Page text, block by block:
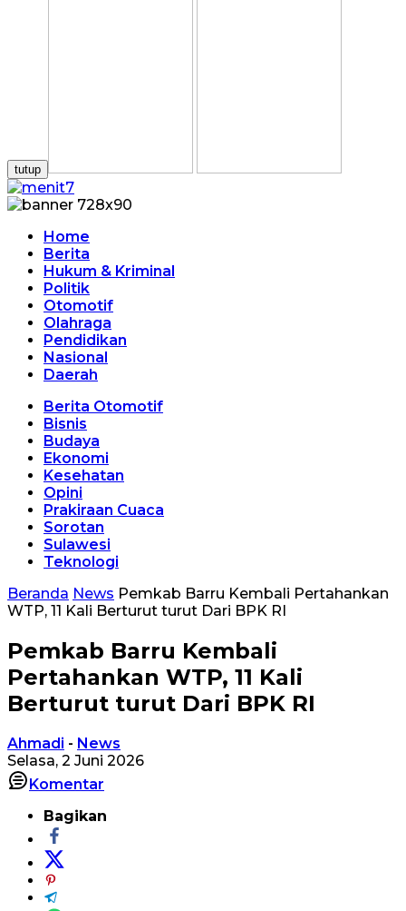
tutup
Home
Berita
Hukum & Kriminal
Politik
Otomotif
Olahraga
Pendidikan
Nasional
Daerah
Berita Otomotif
Bisnis
Budaya
Ekonomi
Kesehatan
Opini
Prakiraan Cuaca
Sorotan
Sulawesi
Teknologi
Beranda News Pemkab Barru Kembali Pertahankan
WTP, 11 Kali Berturut turut Dari BPK RI
Pemkab Barru Kembali
Pertahankan WTP, 11 Kali
Berturut turut Dari BPK RI
Ahmadi - News
Selasa, 2 Juni 2026
Komentar
Bagikan